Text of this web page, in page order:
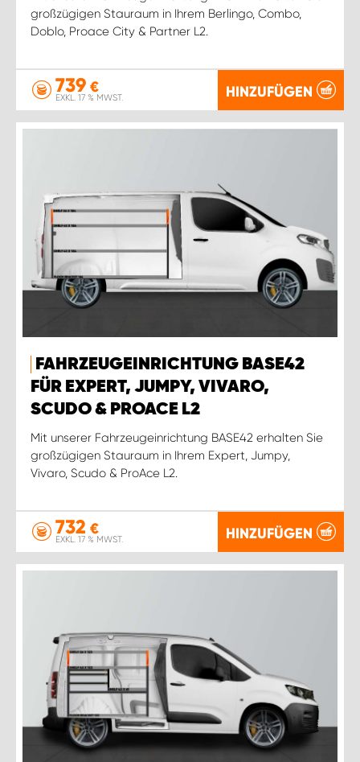
großzügigen Stauraum in Ihrem Berlingo, Combo,
Doblo, Proace City & Partner L2.
739 €
EXKL. 17 % MWST. HINZUFÜGEN
FAHRZEUGEINRICHTUNG BASE42
FÜR EXPERT, JUMPY, VIVARO,
SCUDO & PROACE L2
Mit unserer Fahrzeugeinrichtung BASE42 erhalten Sie
großzügigen Stauraum in Ihrem Expert, Jumpy,
Vivaro, Scudo & ProAce L2.
732 €
EXKL. 17 % MWST. HINZUFÜGEN